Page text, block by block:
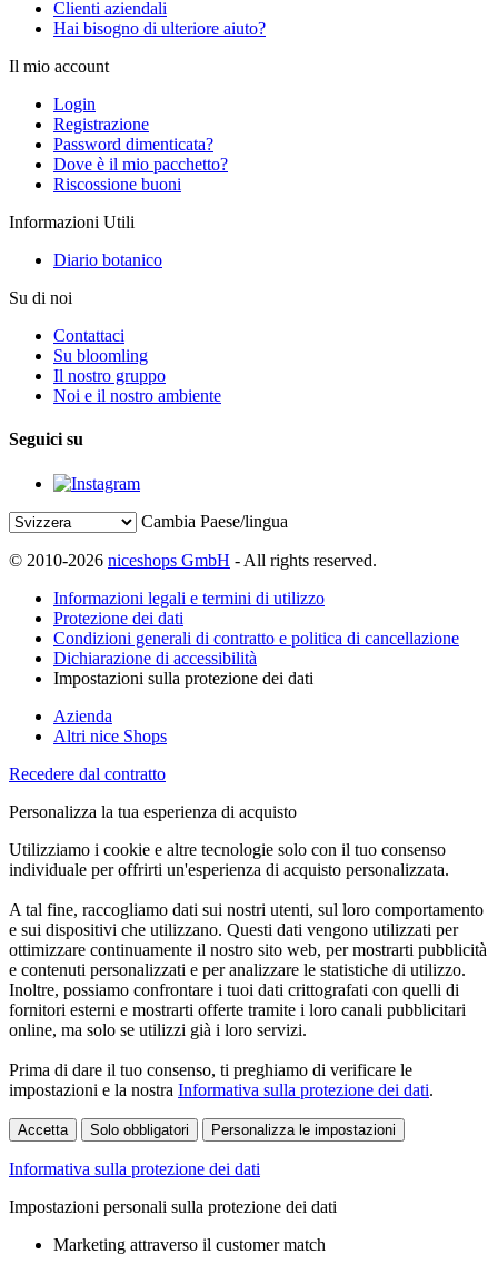
Clienti aziendali
Hai bisogno di ulteriore aiuto?
Il mio account
Login
Registrazione
Password dimenticata?
Dove è il mio pacchetto?
Riscossione buoni
Informazioni Utili
Diario botanico
Su di noi
Contattaci
Su bloomling
Il nostro gruppo
Noi e il nostro ambiente
Seguici su
Cambia Paese/lingua
© 2010-2026 niceshops GmbH - All rights reserved.
Informazioni legali e termini di utilizzo
Protezione dei dati
Condizioni generali di contratto e politica di cancellazione
Dichiarazione di accessibilità
Impostazioni sulla protezione dei dati
Azienda
Altri nice Shops
Recedere dal contratto
Personalizza la tua esperienza di acquisto
Utilizziamo i cookie e altre tecnologie solo con il tuo consenso
individuale per offrirti un'esperienza di acquisto personalizzata.
A tal fine, raccogliamo dati sui nostri utenti, sul loro comportamento
e sui dispositivi che utilizzano. Questi dati vengono utilizzati per
ottimizzare continuamente il nostro sito web, per mostrarti pubblicità
e contenuti personalizzati e per analizzare le statistiche di utilizzo.
Inoltre, possiamo confrontare i tuoi dati crittografati con quelli di
fornitori esterni e mostrarti offerte tramite i loro canali pubblicitari
online, ma solo se utilizzi già i loro servizi.
Prima di dare il tuo consenso, ti preghiamo di verificare le
impostazioni e la nostra Informativa sulla protezione dei dati.
Accetta Solo obbligatori Personalizza le impostazioni
Informativa sulla protezione dei dati
Impostazioni personali sulla protezione dei dati
Marketing attraverso il customer match